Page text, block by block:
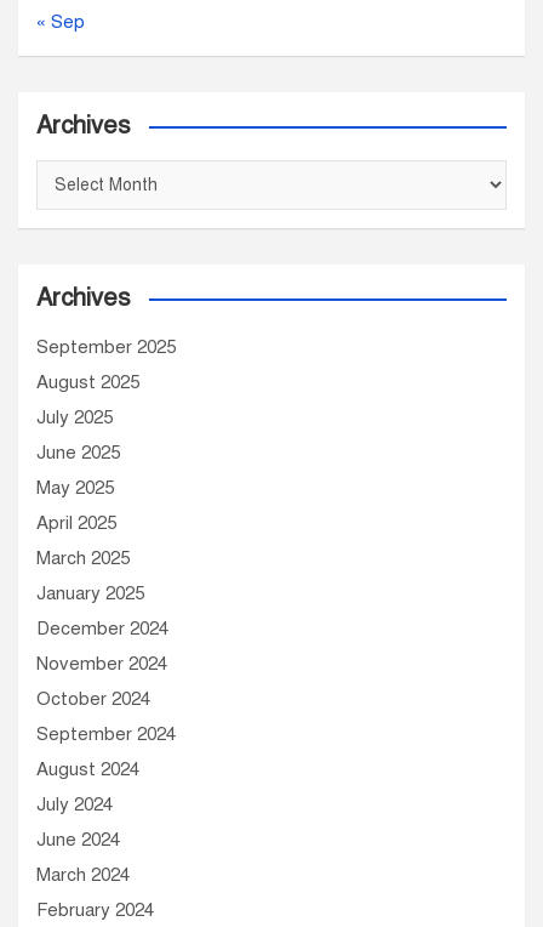
« Sep
Archives
r
c
i
e
s
Archives
September 2025
August 2025
July 2025
June 2025
May 2025
April 2025
March 2025
January 2025
December 2024
November 2024
October 2024
September 2024
August 2024
July 2024
June 2024
March 2024
February 2024